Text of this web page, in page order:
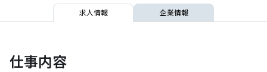
求人情報 企業情報
仕事内容